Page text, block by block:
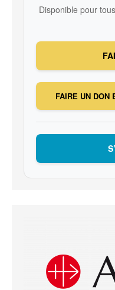
Disponible pour
FAIRE UN DON